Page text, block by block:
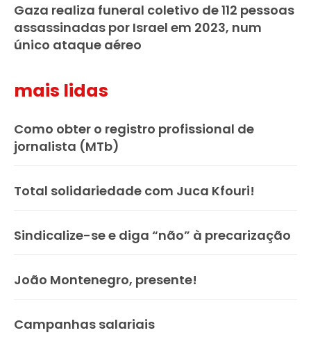
Gaza realiza funeral coletivo de 112 pessoas
assassinadas por Israel em 2023, num
único ataque aéreo
mais lidas
Como obter o registro profissional de
jornalista (MTb)
Total solidariedade com Juca Kfouri!
Sindicalize-se e diga “não” à precarização
João Montenegro, presente!
Campanhas salariais